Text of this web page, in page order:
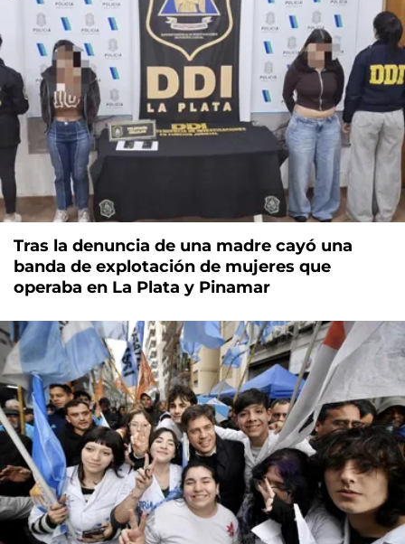
Tras la denuncia de una madre cayó una
banda de explotación de mujeres que
operaba en La Plata y Pinamar